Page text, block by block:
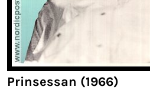
Prinsessan (1966)